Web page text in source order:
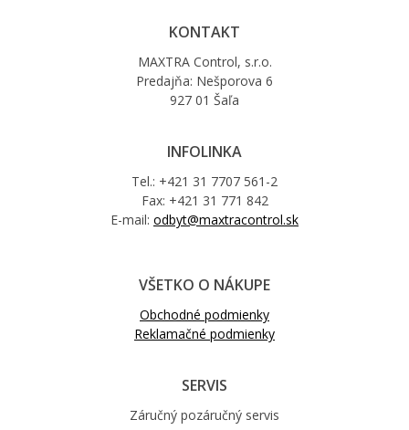
KONTAKT
MAXTRA Control, s.r.o.
Predajňa: Nešporova 6
927 01 Šaľa
INFOLINKA
Tel.: +421 31 7707 561-2
Fax: +421 31 771 842
E-mail: odbyt@maxtracontrol.sk
VŠETKO O NÁKUPE
Obchodné podmienky
Reklamačné podmienky
SERVIS
Záručný pozáručný servis